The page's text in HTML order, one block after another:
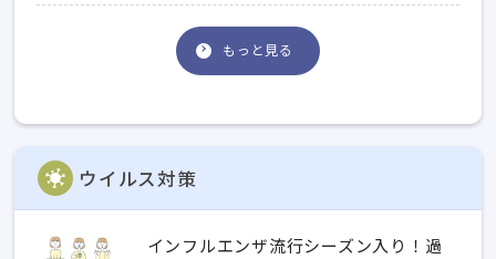
もっと見る
ウイルス対策
インフルエンザ流行シーズン入り！過